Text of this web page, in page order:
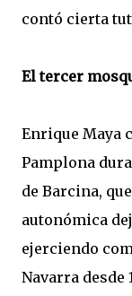
contó cierta
El tercer
Enrique Maya
Pamplona
de Barcina,
autonómica
ejerciendo
Navarra desde